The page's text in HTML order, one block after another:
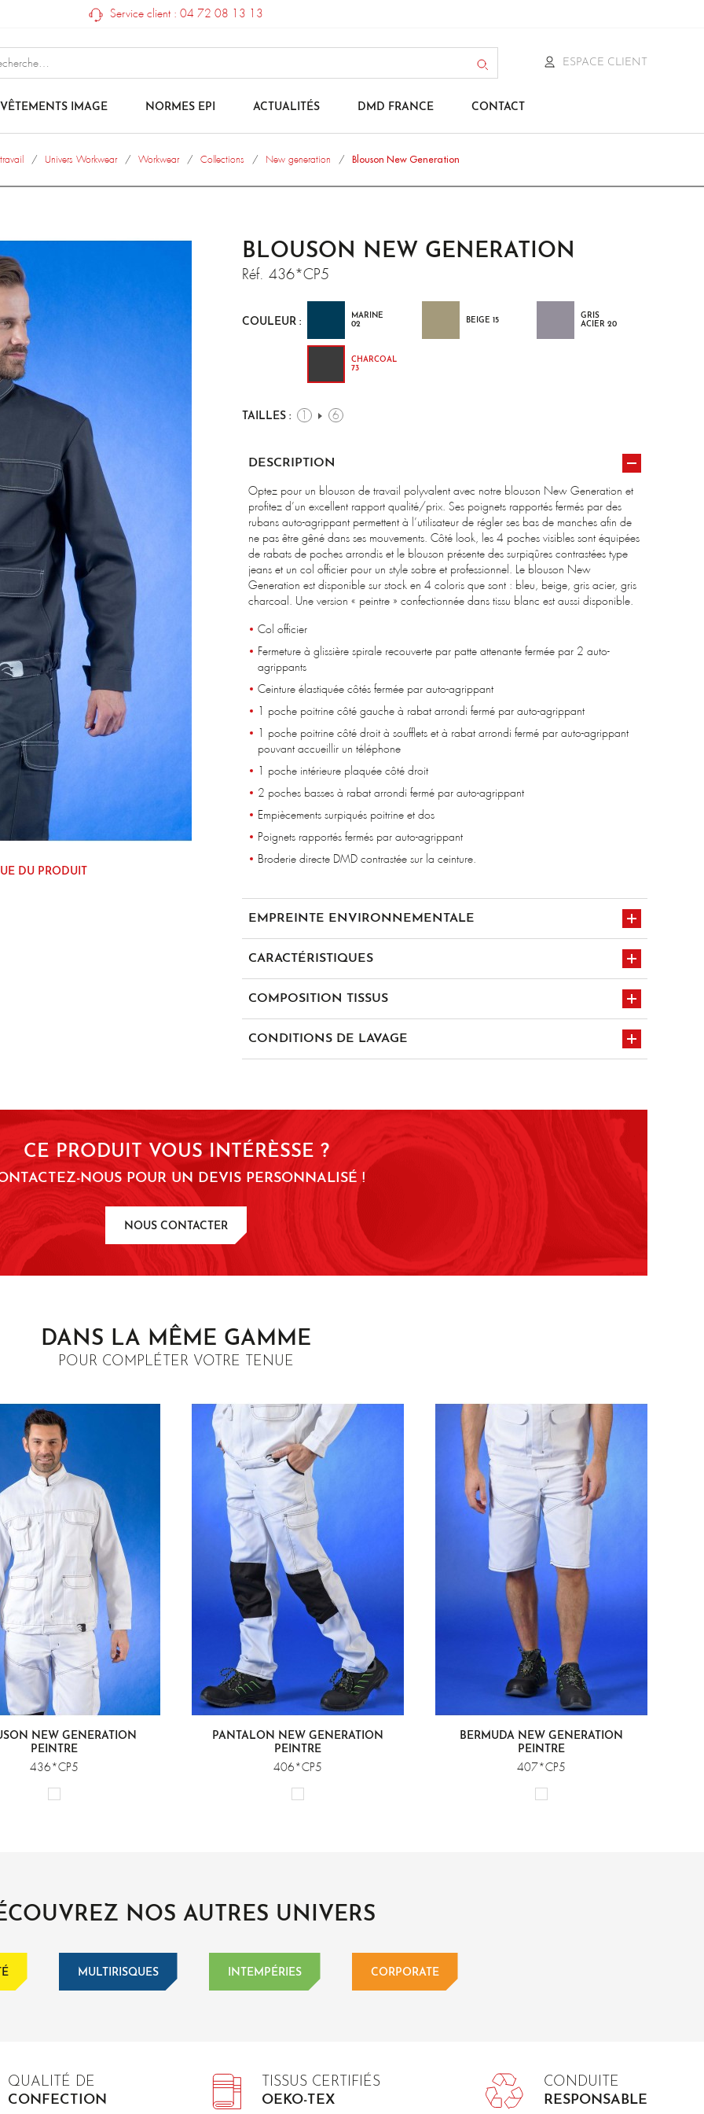
Service client : 04 72 08 13 13
ESPACE CLIENT
VÊTEMENTS IMAGE NORMES EPI ACTUALITÉS DMD FRANCE CONTACT
Univers Workwear Workwear Collections New generation Blouson New Generation
DU PRODUIT
BLOUSON NEW GENERATION
Réf. 436*CP5
COULEUR :
MARINE
02
BEIGE 15
GRIS
ACIER 20
CHARCOAL
73
TAILLES : 1 6
DESCRIPTION
Optez pour un blouson de travail polyvalent avec notre blouson New Generation et
profitez d’un excellent rapport qualité/prix. Ses poignets rapportés fermés par des
rubans auto-agrippant permettent à l’utilisateur de régler ses bas de manches afin de
ne pas être gêné dans ses mouvements. Côté look, les 4 poches visibles sont équipées
de rabats de poches arrondis et le blouson présente des surpiqûres contrastées type
jeans et un col officier pour un style sobre et professionnel. Le blouson New
Generation est disponible sur stock en 4 coloris que sont : bleu, beige, gris acier, gris
charcoal. Une version « peintre » confectionnée dans tissu blanc est aussi disponible.
Col officier
Fermeture à glissière spirale recouverte par patte attenante fermée par 2 auto-
agrippants
Ceinture élastiquée côtés fermée par auto-agrippant
1 poche poitrine côté gauche à rabat arrondi fermé par auto-agrippant
1 poche poitrine côté droit à soufflets et à rabat arrondi fermé par auto-agrippant
pouvant accueillir un téléphone
1 poche intérieure plaquée côté droit
2 poches basses à rabat arrondi fermé par auto-agrippant
Empiècements surpiqués poitrine et dos
Poignets rapportés fermés par auto-agrippant
Broderie directe DMD contrastée sur la ceinture.
EMPREINTE ENVIRONNEMENTALE
CARACTÉRISTIQUES
multipoches x5
ceinture élastiquée collection "green"
COMPOSITION TISSUS
CONDITIONS DE LAVAGE
nettoyage à sec normal avec
solvant type perchlo ou
hydrocarbures
chlore interdit
repassage à température
moyenne 150°C
CE PRODUIT VOUS INTÉRÈSSE ?
NOUS POUR UN DEVIS PERSONNALISÉ !
NOUS CONTACTER
DANS LA MÊME GAMME
POUR COMPLÉTER VOTRE TENUE
NEW GENERATION
PEINTRE
436*CP5
PANTALON NEW GENERATION
PEINTRE
406*CP5
BERMUDA NEW GENERATION
PEINTRE
407*CP5
NOS AUTRES UNIVERS
MULTIRISQUES INTEMPÉRIES CORPORATE
QUALITÉ DE
CONFECTION
TISSUS CERTIFIÉS
OEKO-TEX
CONDUITE
RESPONSABLE